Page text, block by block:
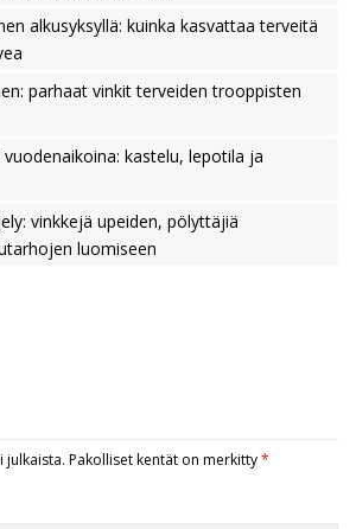
alkusyksyllä: kuinka kasvattaa terveitä
parhaat vinkit terveiden trooppisten
kastelu, lepotila ja
vinkkejä upeiden, pölyttäjiä
luomiseen
julkaista. Pakolliset kentät on merkitty*